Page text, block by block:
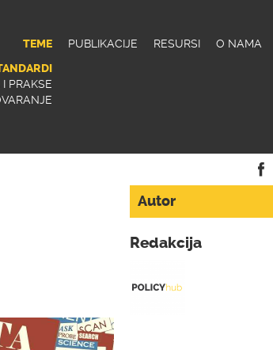
TEME
PRAKSE
PUBLIKACIJE RESURSI O NAMA
Autor
Redakcija